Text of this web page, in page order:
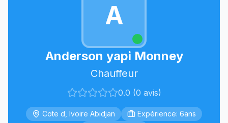
A
Anderson yapi Monney
Chauffeur
0.0 (0 avis)
Cote d, Ivoire Abidjan
Expérience: 6ans